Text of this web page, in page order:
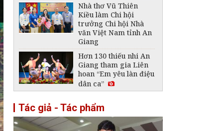
Nhà thơ Vũ Thiên
Kiều làm Chi hội
trưởng Chi hội Nhà
văn Việt Nam tỉnh An
Giang
Hơn 130 thiếu nhi An
Giang tham gia Liên
hoan “Em yêu làn điệu
dân ca”
thuật Quốc tế trao 107
giải thưởng, không
nhận ảnh AI
Tác giả - Tác phẩm